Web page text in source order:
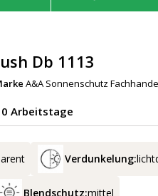
Db 1113
A&A Sonnenschutz
Arbeitstage
Verdunkelung:
Blendschutz:mittel